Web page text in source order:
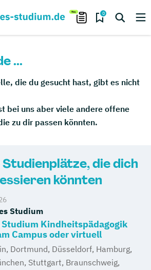
0
...
die du gesucht hast, gibt es nicht
bei uns aber viele andere offene
zu dir passen könnten.
Studienplätze, die dich
könnten
Studium
Studium Kindheitspädagogik
Campus oder virtuell
Dortmund, Düsseldorf, Hamburg,
Stuttgart, Braunschweig,